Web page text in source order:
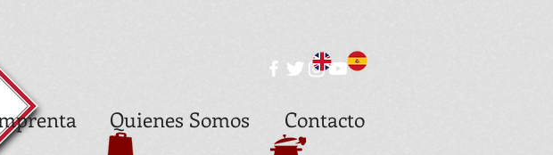
Quienes Somos Contacto